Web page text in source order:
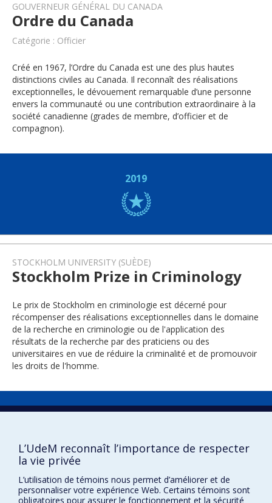
GOUVERNEUR GÉNÉRAL DU CANADA
Ordre du Canada
Catégorie : Officier
Créé en 1967, l’Ordre du Canada est une des plus hautes
distinctions civiles au Canada. Il reconnaît des réalisations
exceptionnelles, le dévouement remarquable d’une personne
envers la communauté ou une contribution extraordinaire à la
société canadienne (grades de membre, d’officier et de
compagnon).
2019
STOCKHOLM UNIVERSITY (SUÈDE)
Stockholm Prize in Criminology
Le prix de Stockholm en criminologie est décerné pour
récompenser des réalisations exceptionnelles dans le domaine
de la recherche en criminologie ou de l'application des
résultats de la recherche par des praticiens ou des
universitaires en vue de réduire la criminalité et de promouvoir
les droits de l'homme.
2016
L’UdeM reconnaît l’importance de respecter
la vie privée
L’utilisation de témoins nous permet d’améliorer et de
personnaliser votre expérience Web. Certains témoins sont
obligatoires pour assurer le fonctionnement et la sécurité